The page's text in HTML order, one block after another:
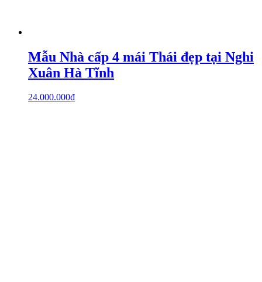
Mẫu Nhà cấp 4 mái Thái đẹp tại Nghi
Xuân Hà Tĩnh
24.000.000₫